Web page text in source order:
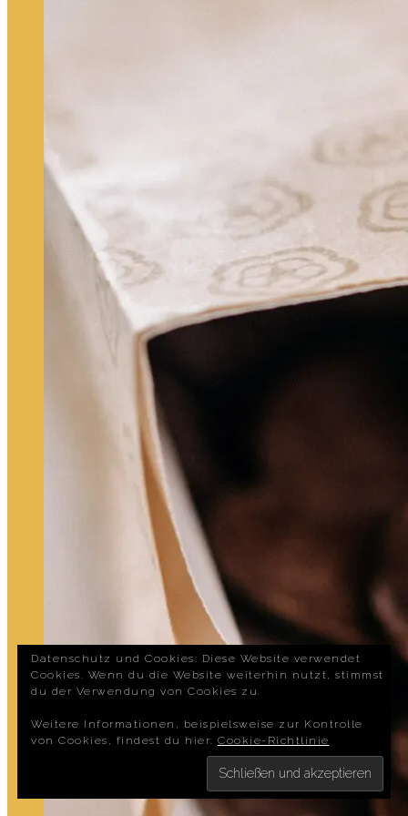
Datenschutz und Cookies: Diese Website verwendet
Cookies. Wenn du die Website weiterhin nutzt, stimmst
du der Verwendung von Cookies zu.
Weitere Informationen, beispielsweise zur Kontrolle
von Cookies, findest du hier: Cookie-Richtlinie